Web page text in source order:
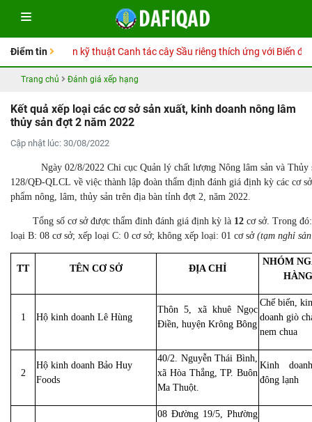
Điểm tin
tay Hướng dẫn kỹ thuật Canh tác cây Sầu riêng thích ứng với Biến đổi
Trang chủ Đánh giá xếp hạng
Kết quả xếp loại các cơ sở sản xuất, kinh doanh nông lâm
thủy sản đợt 2 năm 2022
Cập nhật lúc: 30/08/2022
Ngày 02/8/2022 Chi cục Quản lý chất lượng Nông lâm sản và Thủy
128/QĐ-QLCL về việc thành lập đoàn thẩm định đánh giá định kỳ các cơ
phẩm nông, lâm, thủy sản trên địa bàn tỉnh đợt 2, năm 2022.
Tổng số cơ sở được thẩm đinh đánh giá định kỳ là 12 cơ sở. Trong
loại B: 08 cơ sở; xếp loại C: 0 cơ sở; không xếp loại: 01 cơ sở (tạm nghỉ
TT TÊN CƠ SỞ ĐỊA CHỈ
NHÓM
HÀNG
1 Hộ kinh doanh Lê Hùng
Thôn 5, xã khuê Ngọc
Điền, huyện Krông Bông
Chế biến,
doanh giò
nem chua
2
Hộ kinh doanh Bảo Huy
Foods
40/2. Nguyễn Thái Bình,
xã Hòa Thắng, TP. Buôn
Ma Thuột.
Kinh
đông lạnh
08 Đường 19/5, Phường